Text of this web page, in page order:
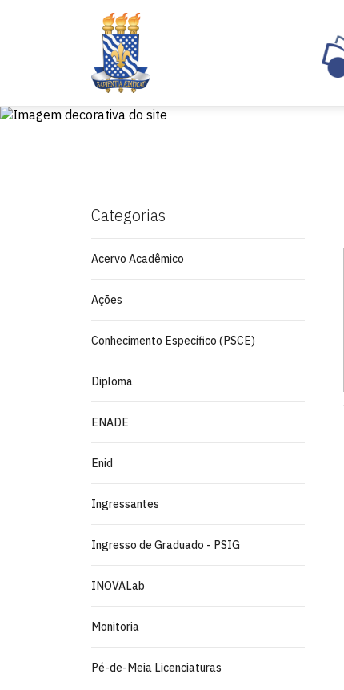
Categorias
Acervo Acadêmico
Ações
Conhecimento Específico (PSCE)
Diploma
ENADE
Enid
Ingressantes
Ingresso de Graduado - PSIG
INOVALab
Monitoria
Pé-de-Meia Licenciaturas